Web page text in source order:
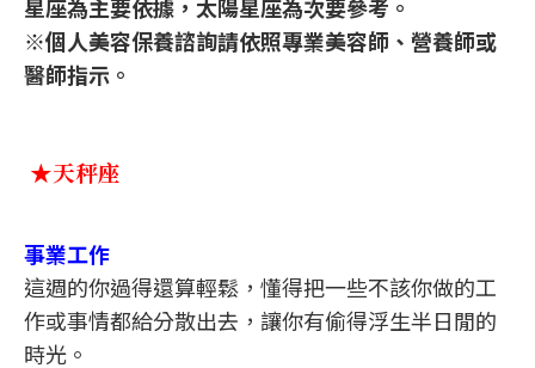
星座為主要依據，太陽星座為次要參考。
※個人美容保養諮詢請依照專業美容師、營養師或
醫師指示。
★天秤座
事業工作
這週的你過得還算輕鬆，懂得把一些不該你做的工
作或事情都給分散出去，讓你有偷得浮生半日閒的
時光。